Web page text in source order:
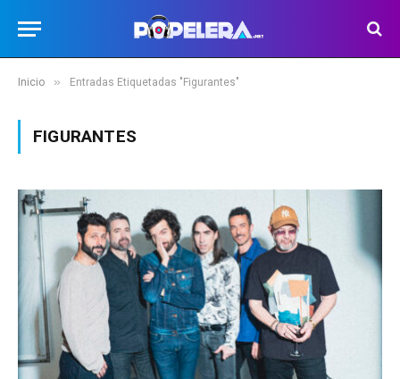
Inicio » Entradas Etiquetadas "Figurantes"
FIGURANTES